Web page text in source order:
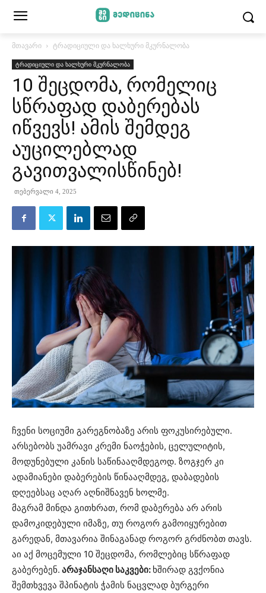
მთავარი ტრადიციული და ხალხური მკურნალობა
ტრადიციული და ხალხური მკურნალობა
10 შეცდომა, რომელიც
სწრაფად დაბერებას
იწვევს! ამის შემდეგ
აუცილებლად
გავითვალისწინებ!
თებერვალი 4, 2025
ჩვენი სოციუმი გარეგნობაზე არის ფოკუსირებული.
არსებობს უამრავი კრემი ნაოჭების, ცელულიტის,
მოდუნებული კანის საწინააღმდეგოდ. ზოგჯერ კი
ადამიანები დაბერების წინააღმდეგ, დაბადების
დღეებსაც აღარ აღნიშნავენ ხოლმე.
მაგრამ მინდა გითხრათ, რომ დაბერება არ არის
დამოკიდებული იმაზე, თუ როგორ გამოიყურებით
გარედან, მთავარია შინაგანად როგორ გრძნობთ თავს.
აი აქ მოცემული 10 შეცდომა, რომლებიც სწრაფად
გაბერებენ. არაჯანსაღი საკვები: ხშირად გვქონია
შემთხვევა შპინატის ჭამის ნაცვლად ბურგერი